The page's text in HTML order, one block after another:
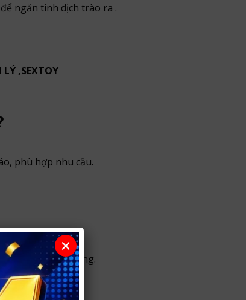
ngăn tinh dịch trào ra .
,SEXTOY
phù hợp nhu cầu.
tin khách hàng.
×